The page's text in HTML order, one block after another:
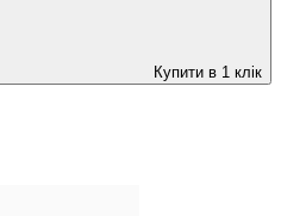
Купити в 1 клік